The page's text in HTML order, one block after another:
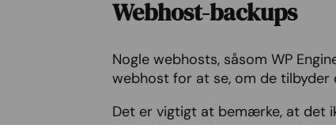
Webhost-backups
Nogle webhosts, såsom WP
webhost for at se, om de tilbyder
Det er vigtigt at bemærke, at det